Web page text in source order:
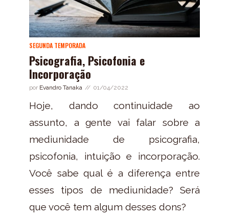
SEGUNDA TEMPORADA
Psicografia, Psicofonia e
Incorporação
por Evandro Tanaka 01/04/2022
Hoje, dando continuidade ao
assunto, a gente vai falar sobre a
mediunidade de psicografia,
psicofonia, intuição e incorporação.
Você sabe qual é a diferença entre
esses tipos de mediunidade? Será
que você tem algum desses dons?